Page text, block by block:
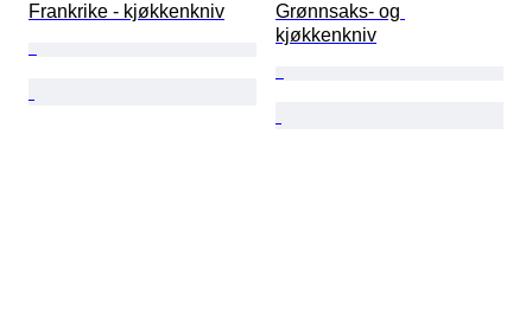
Frankrike - kjøkkenkniv
Grønnsaks- og
kjøkkenkniv